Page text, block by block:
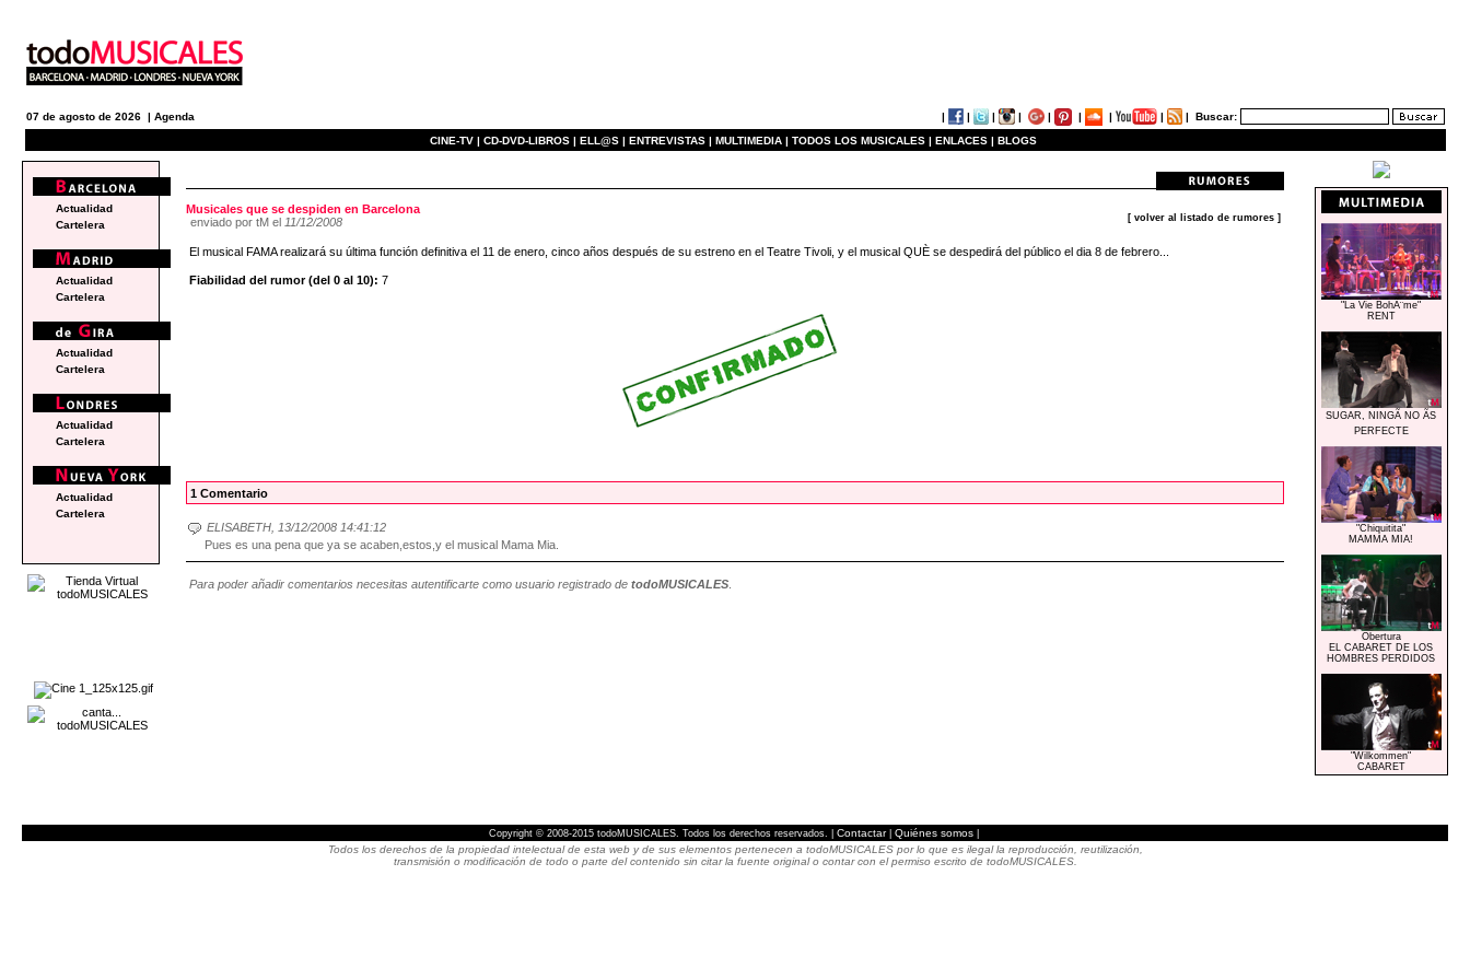
07 de agosto de 2026 | Agenda | | | | | | | | | Buscar:
CINE-TV | CD-DVD-LIBROS | ELL@S | ENTREVISTAS | MULTIMEDIA | TODOS LOS MUSICALES | ENLACES | BLOGS
[ volver al listado de rumores ]
Musicales que se despiden en Barcelona
enviado por tM el 11/12/2008
El musical FAMA realizará su última función definitiva el 11 de enero, cinco años después de su estreno en el Teatre Tivoli, y el musical QUÈ se despedirá del público el dia 8 de febrero...
Fiabilidad del rumor (del 0 al 10): 7
1 Comentario
ELISABETH, 13/12/2008 14:41:12
Pues es una pena que ya se acaben,estos,y el musical Mama Mia.
Para poder añadir comentarios necesitas autentificarte como usuario registrado detodoMUSICALES
Actualidad
Cartelera
Actualidad
Cartelera
Actualidad
Cartelera
Actualidad
Cartelera
Actualidad
Cartelera
"La Vie BohÃ¨me"
RENT
SUGAR, NINGÃ NO ÃS
PERFECTE
"Chiquitita"
MAMMA MIA!
Obertura
EL CABARET DE LOS
HOMBRES PERDIDOS
"Wilkommen"
CABARET
Copyright © 2008-2015 todoMUSICALES. Todos los derechos reservados. | Contactar| Quiénes somos|
Todos los derechos de la propiedad intelectual de esta web y de sus elementos pertenecen a todoMUSICALES por lo que es ilegal la reproducción, reutilización,
transmisión o modificación de todo o parte del contenido sin citar la fuente original o contar con el permiso escrito de todoMUSICALES.